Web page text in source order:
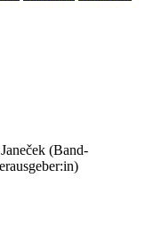
(Band-